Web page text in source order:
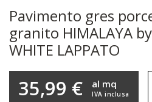
Pavimento gres
granito HIMALAYA
WHITE LAPPATO
35,99 € IVA inclusa
al mq